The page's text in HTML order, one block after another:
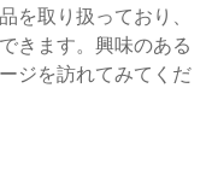
を取り扱っており、
きます。興味のある
ジを訪れてみてくだ